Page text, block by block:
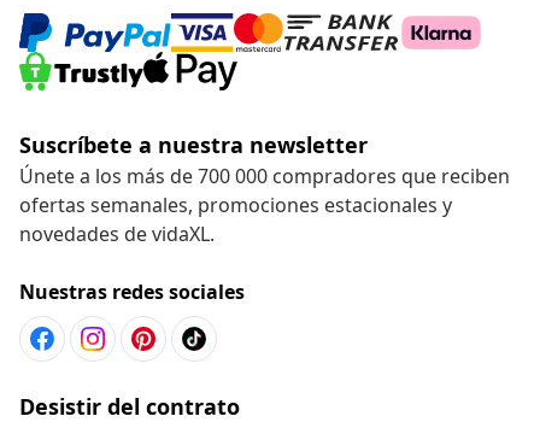
Suscríbete a nuestra newsletter
Únete a los más de 700 000 compradores que reciben
ofertas semanales, promociones estacionales y
novedades de vidaXL.
Nuestras redes sociales
Desistir del contrato